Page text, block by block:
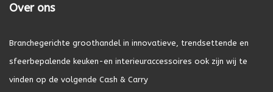
Over ons
Branchegerichte groothandel in innovatieve, trendsettende en
sfeerbepalende keuken-en interieuraccessoires ook zijn wij te
vinden op de volgende Cash & Carry